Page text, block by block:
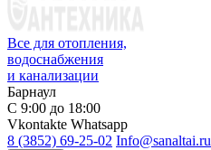
Все для отопления,
водоснабжения
и канализации
Барнаул
С 9:00 до 18:00
Vkontakte Whatsapp
8 (3852) 69-25-02 Info@sanaltai.ru